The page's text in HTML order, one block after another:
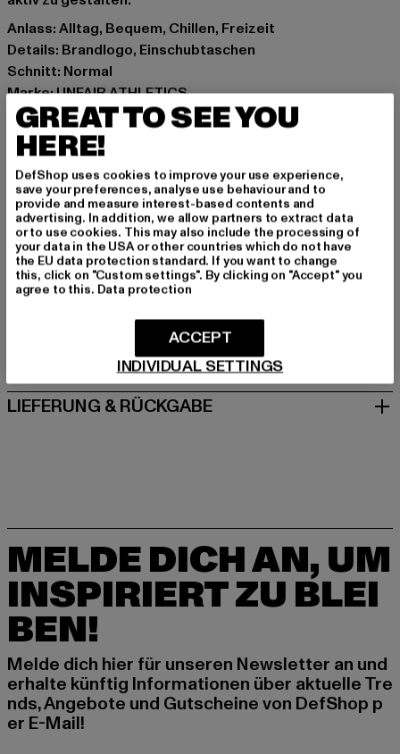
Anlass: Alltag, Bequem, Chillen, Freizeit
Details: Brandlogo, Einschubtaschen
Schnitt: Normal
Marke: UNFAIR ATHLETICS
Kat.: Bekleidung
Farbe: rot
Hersteller Farbe: burgundy
Materialzusammensetzung: 100% Polyester
Art.Nr: UNFR26-091-00606
Hersteller: UTEX GmbH |info@unfairathletics.com
Tulbeckstraße 32 | 80339 München | DE
GRÖSSE & PASSFORM
PFLEGEHINWEISE
LIEFERUNG & RÜCKGABE
MELDE DICH AN, UM
INSPIRIERT ZU BLEI
BEN!
Melde dich hier für unseren Newsletter an und
erhalte künftig Informationen über aktuelle Tre
nds, Angebote und Gutscheine von DefShop p
er E-Mail!
GREAT TO SEE YOU
HERE!
DefShop uses cookies to improve your use experience,
save your preferences, analyse use behaviour and to
provide and measure interest-based contents and
advertising. In addition, we allow partners to extract data
or to use cookies. This may also include the processing of
your data in the USA or other countries which do not have
the EU data protection standard. If you want to change
this, click on "Custom settings". By clicking on "Accept" you
agree to this. Data protection
INDIVIDUAL SETTINGS
ACCEPT